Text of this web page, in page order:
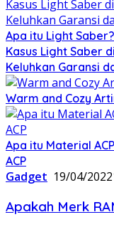
Apa itu Light
Kasus Light Saber
Keluhkan Garansi
Warm and Cozy
Apa itu Material
ACP
Gadget 19/04/2022
Apakah Merk